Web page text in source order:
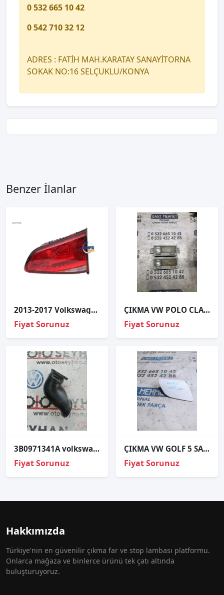
0 532 665 10 42
0 542 710 32 12
ADRES : FATİH MAH.KARATAY SANAYİTORNA
SOKAK NO:16 SELÇUKLU/KONYA
Benzer İlanlar
2013-2017 Volkswagen Golf 7 Stop Lambası İç Comfort Sağ Sol HMP 5G0945094
Fiyat Sorunuz
ÇIKMA VW POLO CLASSİC TAVAN LAMBASI
Fiyat Sorunuz
3B0971341A volkswagen passat B5 sol arka kapı tesisat borusu
Fiyat Sorunuz
ÇIKMA VW GOLF 5 SAĞ FAR YIKAMA KAPAĞI
Fiyat Sorunuz
Hakkımızda
Türkiye'nin en güvenilir çıkma far ve stop lambası platformu.
Onlarca mağaza ve binlerce ürünü tek çatı altında
buluşturuyoruz.